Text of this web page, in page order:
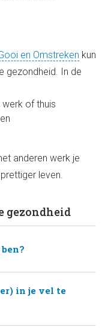
en Omstreken kun
gezondheid. In de
of thuis
anderen werk je
leven.
gezondheid
in je vel te